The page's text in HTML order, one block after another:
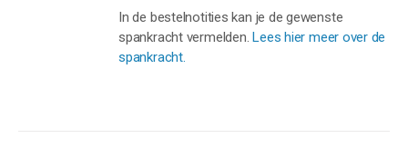
In de bestelnotities kan je de gewenste
spankracht vermelden. Lees hier meer over de
spankracht.